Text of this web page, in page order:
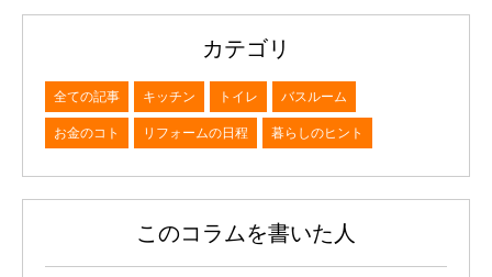
カテゴリ
全ての記事 キッチン トイレ バスルーム
お金のコト リフォームの日程 暮らしのヒント
このコラムを書いた人